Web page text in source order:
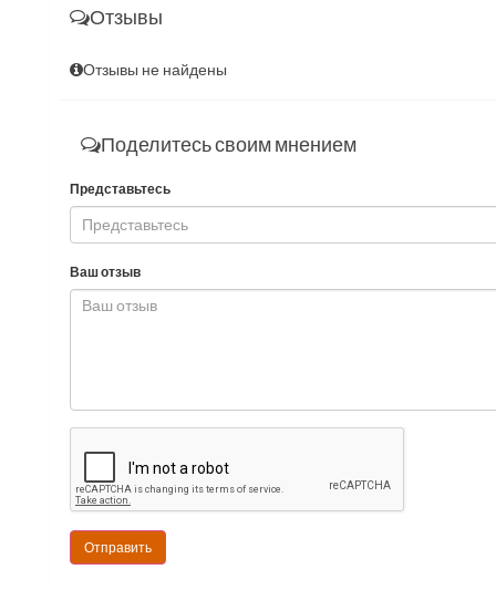
Отзывы
Отзывы не найдены
Поделитесь своим мнением
Представьтесь
Ваш отзыв